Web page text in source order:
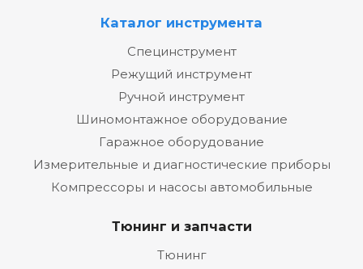
Каталог инструмента
Специнструмент
Режущий инструмент
Ручной инструмент
Шиномонтажное оборудование
Гаражное оборудование
Измерительные и диагностические приборы
Компрессоры и насосы автомобильные
Тюнинг и запчасти
Тюнинг